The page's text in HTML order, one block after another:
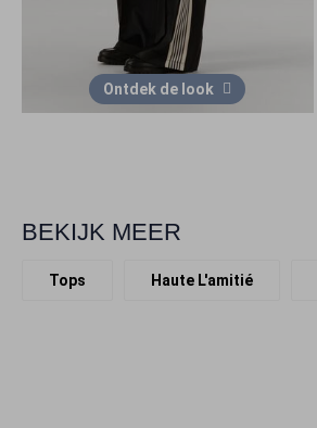
Ontdek de look
BEKIJK MEER
Tops Haute L'amitié